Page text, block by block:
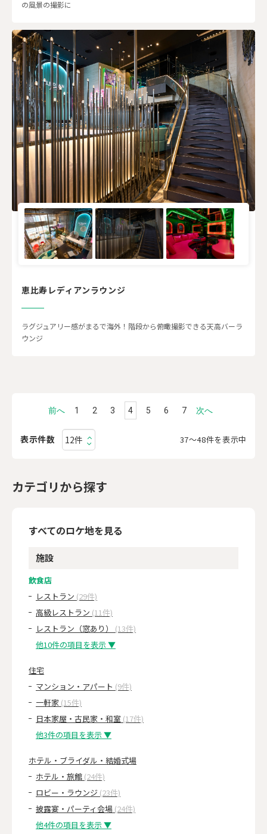
の風景の撮影に
恵比寿レディアンラウンジ
ラグジュアリー感がまるで海外！階段から俯瞰撮影できる天高バーラ
ウンジ
前へ 1 2 3 4 5 6 7 次へ
表示件数 37〜48件を表示中
カテゴリから探す
すべてのロケ地を見る
施設
飲食店
レストラン (29件)
高級レストラン (11件)
レストラン（窓あり） (13件)
他10件の項目を表示 ▼
住宅
マンション・アパート (9件)
一軒家 (15件)
日本家屋・古民家・和室 (17件)
他3件の項目を表示 ▼
ホテル・ブライダル・結婚式場
ホテル・旅館 (24件)
ロビー・ラウンジ (23件)
披露宴・パーティ会場 (24件)
他4件の項目を表示 ▼